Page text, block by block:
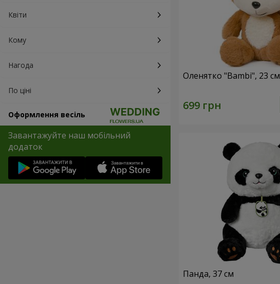
Квіти
Кому
Нагода
По ціні
Оформлення весіль
Завантажуйте наш мобільний
додаток
Оленятко "Bambi", 23 см
Панда, 37 см